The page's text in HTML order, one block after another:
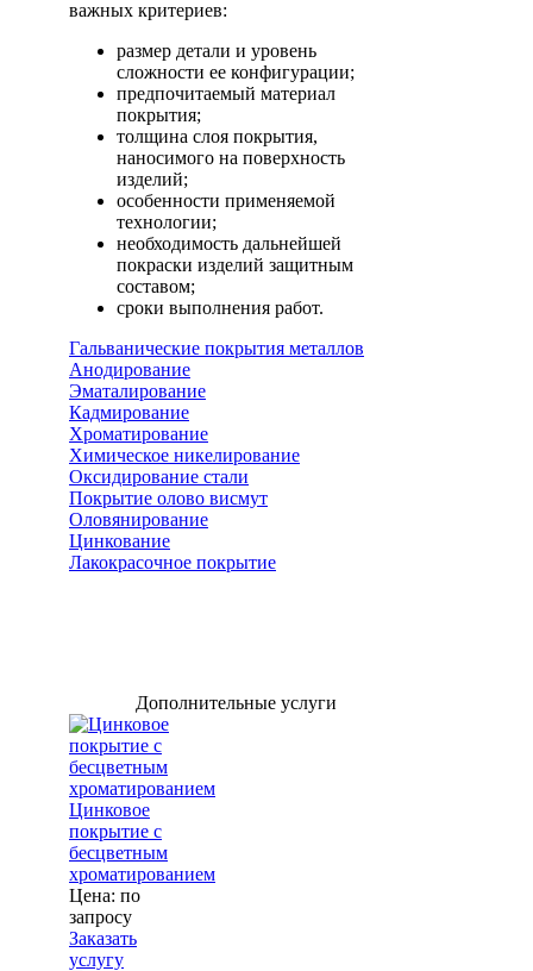
важных критериев:
размер детали и уровень
сложности ее конфигурации;
предпочитаемый материал
покрытия;
толщина слоя покрытия,
наносимого на поверхность
изделий;
особенности применяемой
технологии;
необходимость дальнейшей
покраски изделий защитным
составом;
сроки выполнения работ.
Гальванические покрытия металлов
Анодирование
Эматалирование
Кадмирование
Хроматирование
Химическое никелирование
Оксидирование стали
Покрытие олово висмут
Оловянирование
Цинкование
Лакокрасочное покрытие
Дополнительные услуги
Цинковое
покрытие с
бесцветным
хроматированием
Цена: по
запросу
Заказать
услугу